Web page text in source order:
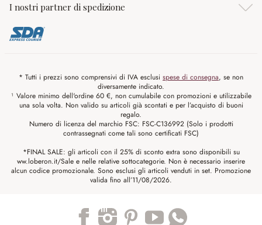
I nostri partner di spedizione
* Tutti i prezzi sono comprensivi di IVA esclusi spese di consegna, se non
diversamente indicato.
¹ Valore minimo dell'ordine 60 €, non cumulabile con promozioni e utilizzabile
una sola volta. Non valido su articoli già scontati e per l’acquisto di buoni
regalo.
Numero di licenza del marchio FSC: FSC-C136992 (Solo i prodotti
contrassegnati come tali sono certificati FSC)
*FINAL SALE: gli articoli con il 25% di sconto extra sono disponibili su
ww.loberon.it/Sale e nelle relative sottocategorie. Non è necessario inserire
alcun codice promozionale. Sono esclusi gli articoli venduti in set. Promozione
valida fino all’11/08/2026.